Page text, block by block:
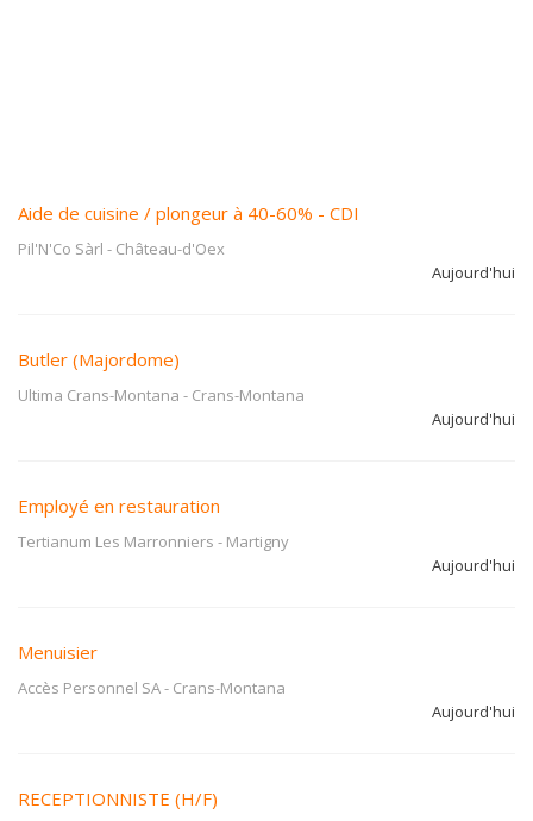
Aide de cuisine / plongeur à 40-60% - CDI
Pil'N'Co Sàrl - Château-d'Oex
Aujourd'hui
Butler (Majordome)
Ultima Crans-Montana - Crans-Montana
Aujourd'hui
Employé en restauration
Tertianum Les Marronniers - Martigny
Aujourd'hui
Menuisier
Accès Personnel SA- Crans-Montana
Aujourd'hui
RECEPTIONNISTE (H/F)